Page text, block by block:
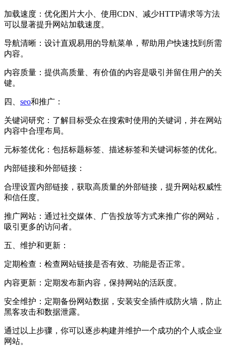
加载速度：优化图片大小、使用CDN、减少HTTP请求等方法
可以显著提升网站加载速度。
导航清晰：设计直观易用的导航菜单，帮助用户快速找到所需
内容。
内容质量：提供高质量、有价值的内容是吸引并留住用户的关
键。
四、 seo和推广：
关键词研究：了解目标受众在搜索时使用的关键词，并在网站
内容中合理布局。
元标签优化：包括标题标签、描述标签和关键词标签的优化。
内部链接和外部链接：
合理设置内部链接，获取高质量的外部链接，提升网站权威性
和信任度。
推广网站：通过社交媒体、广告投放等方式来推广你的网站，
吸引更多的访问者。
五、维护和更新：
定期检查：检查网站链接是否有效、功能是否正常。
内容更新：定期发布新内容，保持网站的活跃度。
安全维护：定期备份网站数据，安装安全插件或防火墙，防止
黑客攻击和数据泄露。
通过以上步骤，你可以逐步构建并维护一个成功的个人或企业
网站。